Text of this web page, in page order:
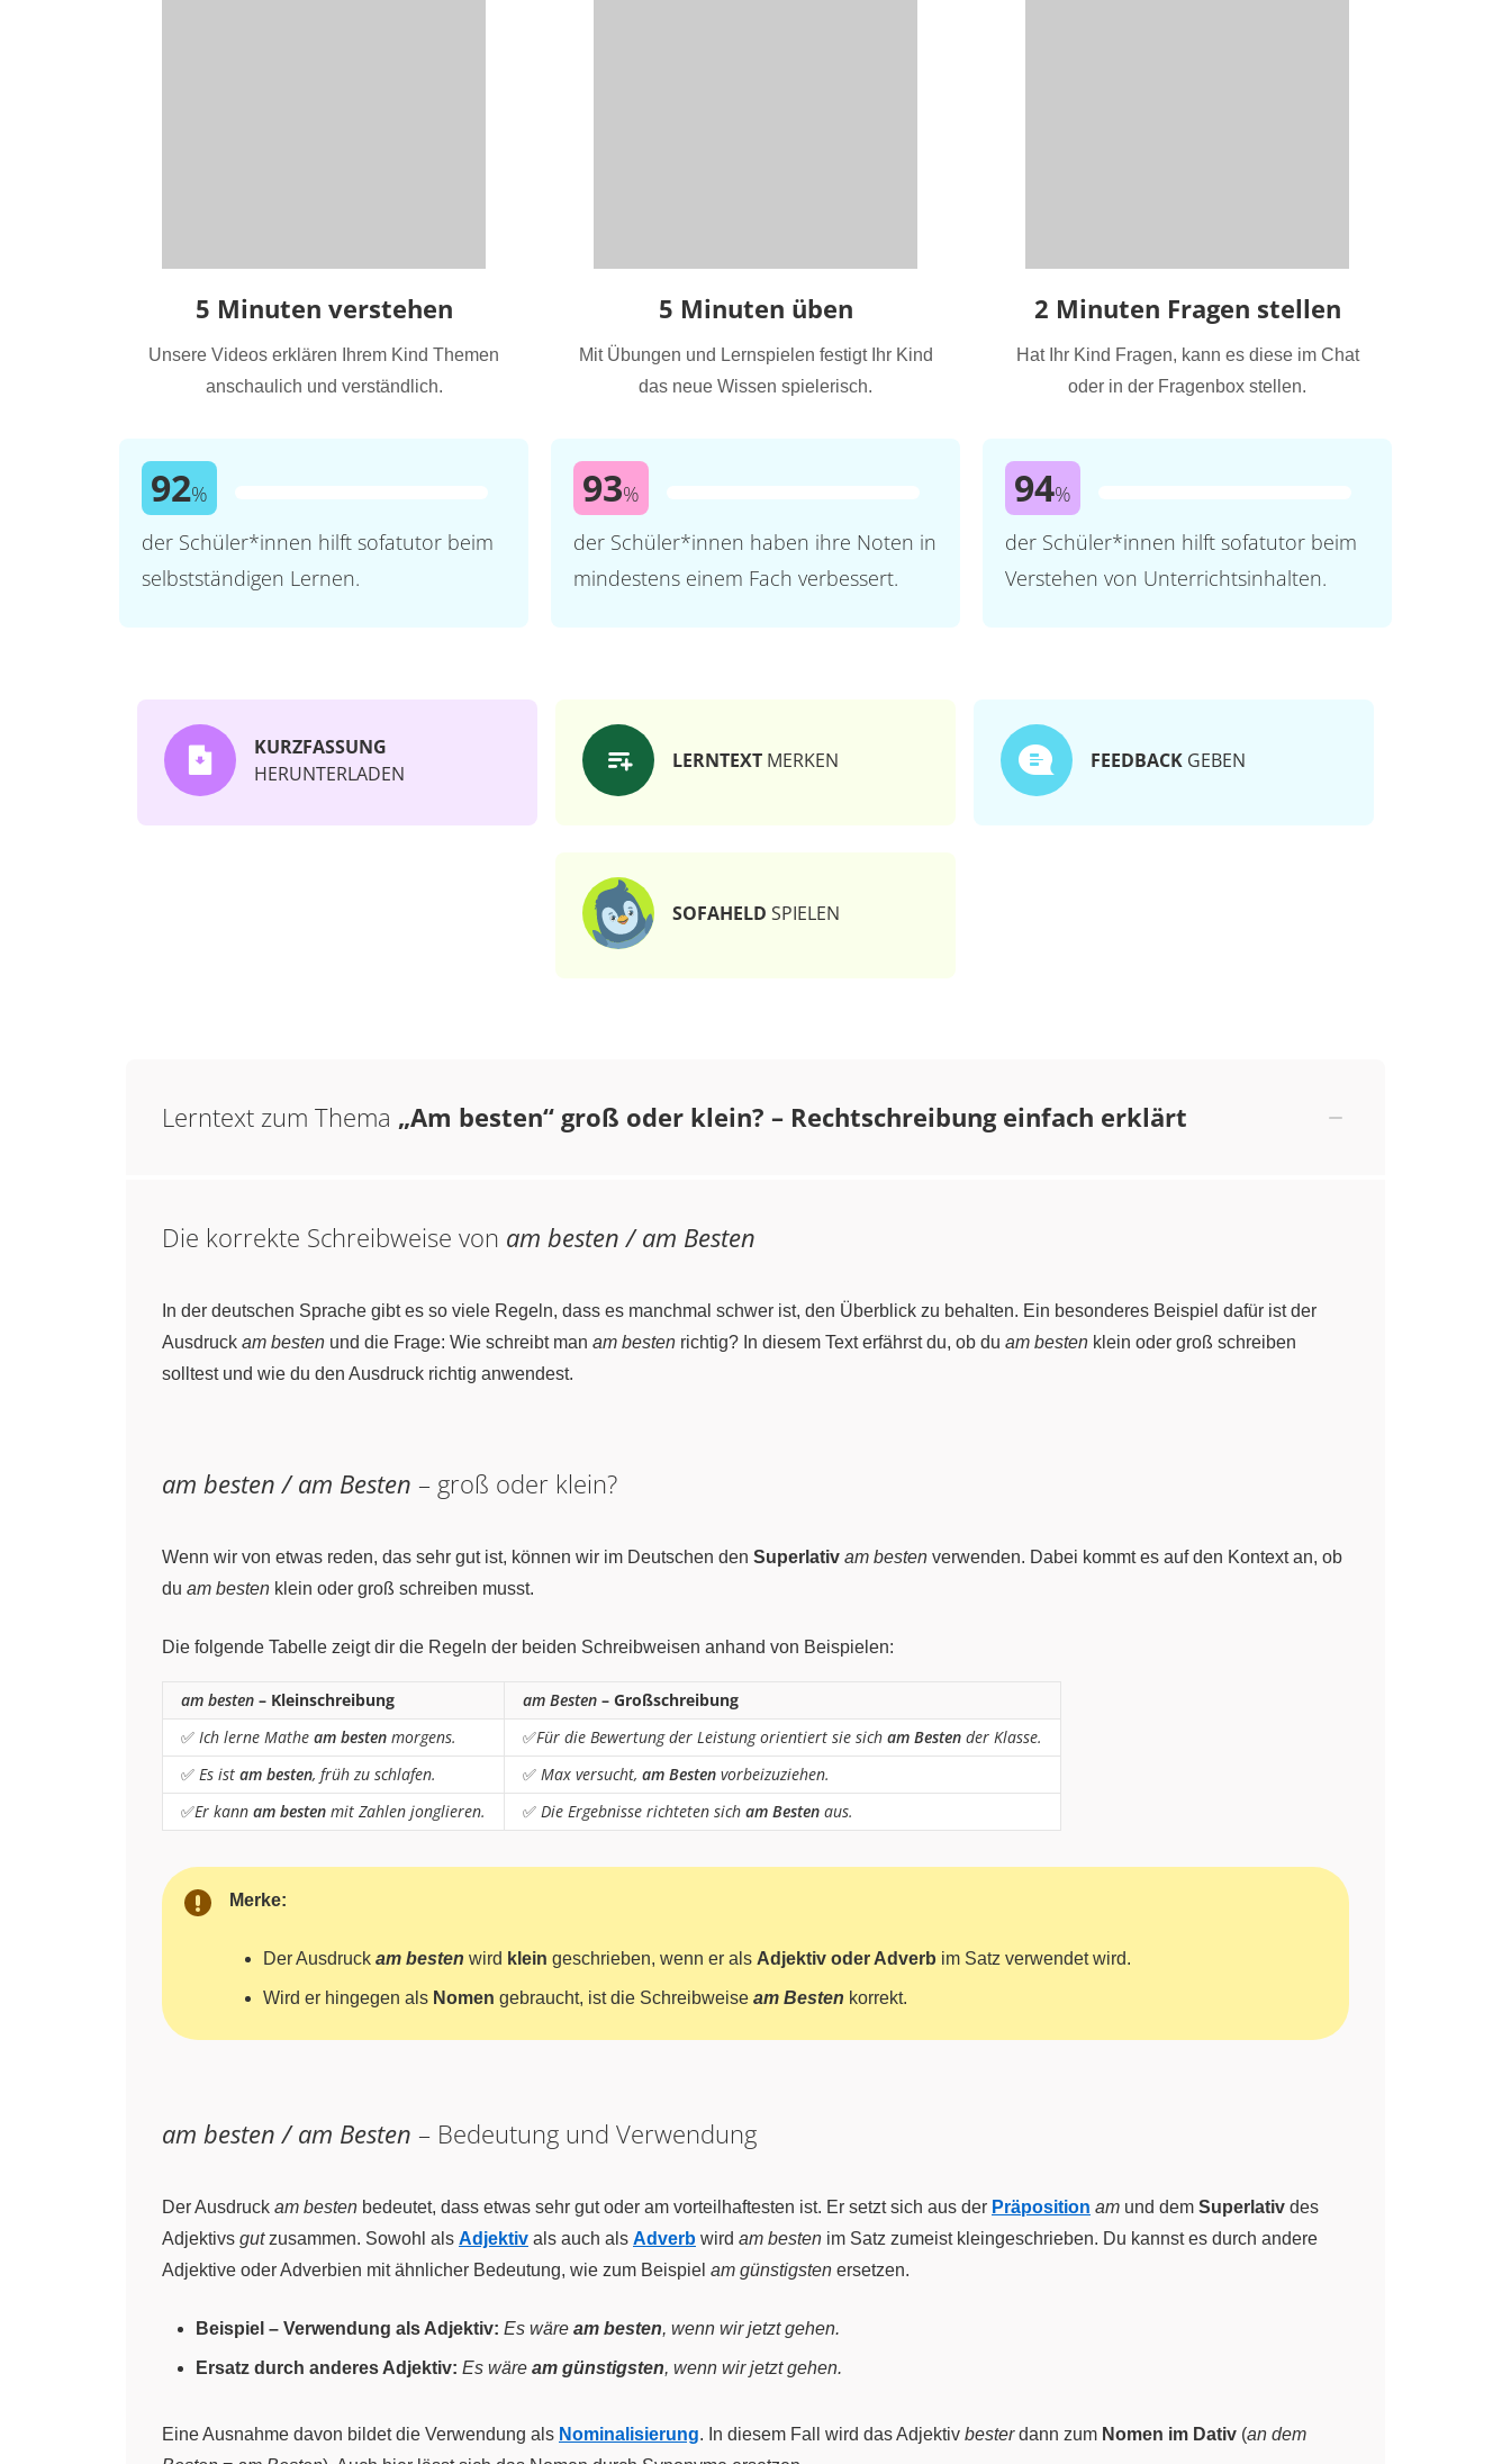
5 Minuten verstehen
Unsere Videos erklären Ihrem Kind Themen
anschaulich und verständlich.
92%
der Schüler*innen hilft sofatutor beim
selbstständigen Lernen.
5 Minuten üben
Mit Übungen und Lernspielen festigt Ihr Kind
das neue Wissen spielerisch.
93%
der Schüler*innen haben ihre Noten in
mindestens einem Fach verbessert.
2 Minuten Fragen stellen
Hat Ihr Kind Fragen, kann es diese im Chat
oder in der Fragenbox stellen.
94%
der Schüler*innen hilft sofatutor beim
Verstehen von Unterrichtsinhalten.
KURZFASSUNG
HERUNTERLADEN
LERNTEXT MERKEN FEEDBACK GEBEN
SOFAHELD SPIELEN
Lerntext zum Thema „Am besten“ groß oder klein? – Rechtschreibung einfach erklärt
Die korrekte Schreibweise von am besten / am Besten
In der deutschen Sprache gibt es so viele Regeln, dass es manchmal schwer ist, den Überblick zu behalten. Ein besonderes Beispiel dafür ist der
Ausdruck am besten und die Frage: Wie schreibt man am besten richtig? In diesem Text erfährst du, ob du am besten klein oder groß schreiben
solltest und wie du den Ausdruck richtig anwendest.
am besten / am Besten – groß oder klein?
Wenn wir von etwas reden, das sehr gut ist, können wir im Deutschen den Superlativ am besten verwenden. Dabei kommt es auf den Kontext an, ob
du am besten klein oder groß schreiben musst.
Die folgende Tabelle zeigt dir die Regeln der beiden Schreibweisen anhand von Beispielen:
am besten – Kleinschreibung am Besten – Großschreibung
✅ Ich lerne Mathe am besten morgens. ✅Für die Bewertung der Leistung orientiert sie sich am Besten der Klasse.
✅ Es ist am besten, früh zu schlafen. ✅ Max versucht, am Besten vorbeizuziehen.
✅Er kann am besten mit Zahlen jonglieren. ✅ Die Ergebnisse richteten sich am Besten aus.
Merke:
Der Ausdruck am besten wird klein geschrieben, wenn er als Adjektiv oder Adverb im Satz verwendet wird.
Wird er hingegen als Nomen gebraucht, ist die Schreibweise am Besten korrekt.
am besten / am Besten – Bedeutung und Verwendung
Der Ausdruck am besten bedeutet, dass etwas sehr gut oder am vorteilhaftesten ist. Er setzt sich aus der Präposition am und dem Superlativ des
Adjektivs gutzusammen. Sowohl als Adjektiv als auch als Adverb wird am besten im Satz zumeist kleingeschrieben. Du kannst es durch andere
Adjektive oder Adverbien mit ähnlicher Bedeutung, wie zum Beispiel am günstigsten ersetzen.
Beispiel – Verwendung als Adjektiv: Es wäre am besten, wenn wir jetzt gehen.
Ersatz durch anderes Adjektiv: Es wäre am günstigsten, wenn wir jetzt gehen.
Eine Ausnahme davon bildet die Verwendung als Nominalisierung. In diesem Fall wird das Adjektiv besterdann zum Nomen im Dativ (an dem